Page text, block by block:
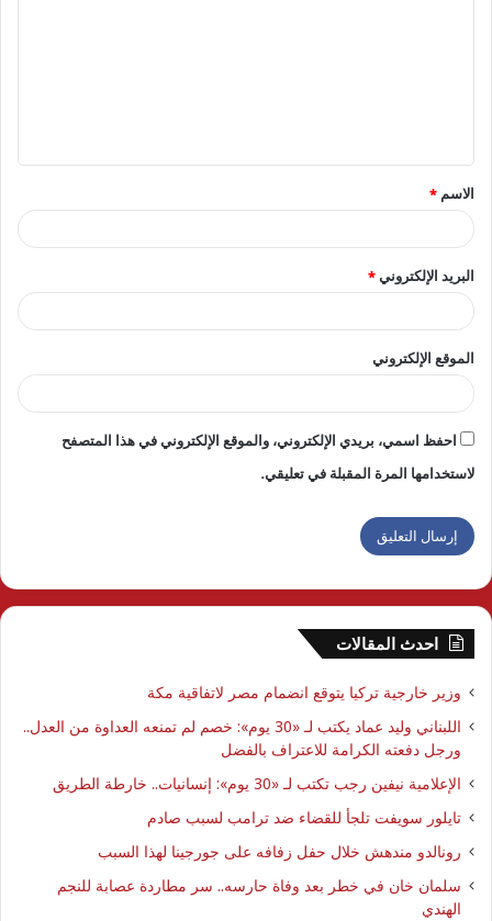
ق
*
الاسم *
البريد الإلكتروني*
الموقع الإلكتروني
احفظ اسمي، بريدي الإلكتروني، والموقع الإلكتروني في هذا المتصفح
لاستخدامها المرة المقبلة في تعليقي.
احدث المقالات
وزير خارجية تركيا يتوقع انضمام مصر لاتفاقية مكة
اللبناني وليد عماد يكتب لـ «30 يوم»: خصم لم تمنعه العداوة من العدل..
ورجل دفعته الكرامة للاعتراف بالفضل
الإعلامية نيفين رجب تكتب لـ «30 يوم»: إنسانيات.. خارطة الطريق
تايلور سويفت تلجأ للقضاء ضد ترامب لسبب صادم
رونالدو مندهش خلال حفل زفافه على جورجينا لهذا السبب
سلمان خان في خطر بعد وفاة حارسه.. سر مطاردة عصابة للنجم
الهندي